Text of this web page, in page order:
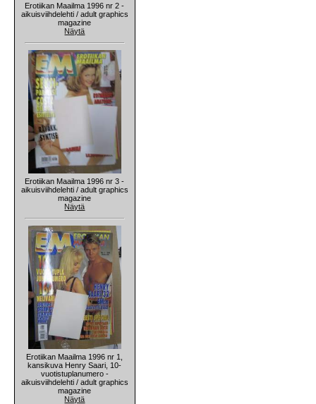
Erotiikan Maailma 1996 nr 2 -
aikuisviihdelehti / adult graphics
magazine
Näytä
Erotiikan Maailma 1996 nr 3 -
aikuisviihdelehti / adult graphics
magazine
Näytä
Erotiikan Maailma 1996 nr 1,
kansikuva Henry Saari, 10-
vuotistuplanumero -
aikuisviihdelehti / adult graphics
magazine
Näytä